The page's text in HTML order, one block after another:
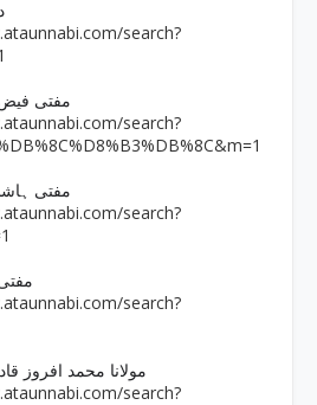
search?
�� مفتی
search?
�� مفتی
search?
��
search?
�� مولانا محمد افروز
search?